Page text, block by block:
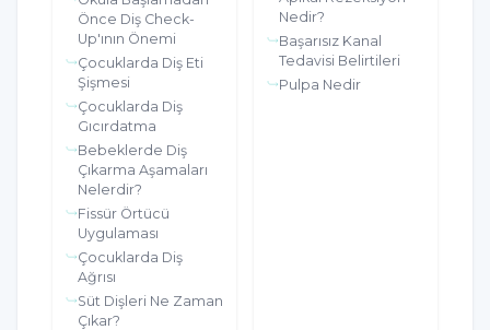
Önce Diş Check-
Up'ının Önemi
Çocuklarda Diş Eti
Şişmesi
Çocuklarda Diş
Gıcırdatma
Bebeklerde Diş
Çıkarma Aşamaları
Nelerdir?
Fissür Örtücü
Uygulaması
Çocuklarda Diş
Ağrısı
Süt Dişleri Ne Zaman
Çıkar?
Nedir?
Başarısız Kanal
Tedavisi Belirtileri
Pulpa Nedir